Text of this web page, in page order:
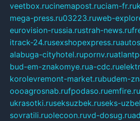
veetbox.rucinemapost.ruciam-fr.ru
mega-press.ru03223.ruweb-
eurovision-russia.rustrah-news.ru
itrack-24.rusexshopexpress.ru
alabuga-cityhotel.rupornv.ru
bud-em-znakomye.rua-cdc.ru
korolevremont-market.rubudem-
oooagrosnab.rufpodaso.ruemfire.ru
ukrasotki.ruseksuzbek.ruseks-
sovratili.ruolecoon.ruvd-dosug.ru